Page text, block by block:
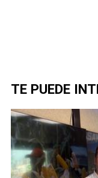
TE PUEDE